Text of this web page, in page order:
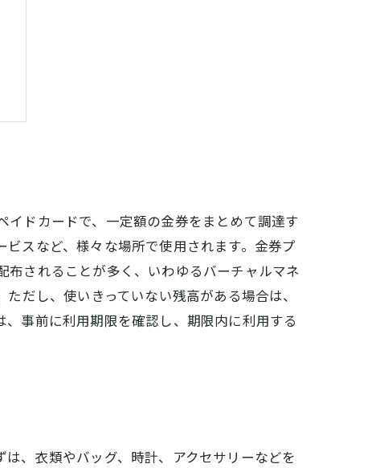
ドカードで、一定額の金券をまとめて調達す
スなど、様々な場所で使用されます。金券プ
されることが多く、いわゆるバーチャルマネ
だし、使いきっていない残高がある場合は、
事前に利用期限を確認し、期限内に利用する
、衣類やバッグ、時計、アクセサリーなどを